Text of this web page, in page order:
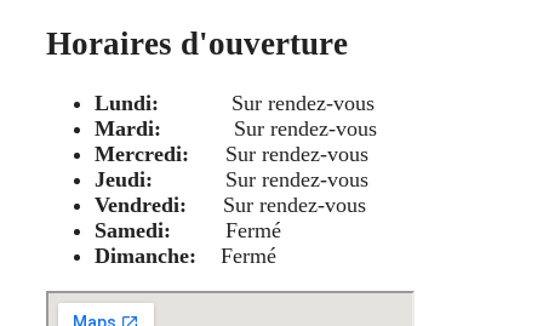
Horaires d'ouverture
Lundi: Sur rendez-vous
Mardi: Sur rendez-vous
Mercredi: Sur rendez-vous
Jeudi: Sur rendez-vous
Vendredi: Sur rendez-vous
Samedi: Fermé
Dimanche: Fermé